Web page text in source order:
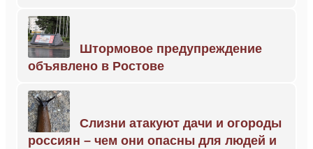
Штормовое предупреждение
объявлено в Ростове
Слизни атакуют дачи и огороды
россиян – чем они опасны для людей и